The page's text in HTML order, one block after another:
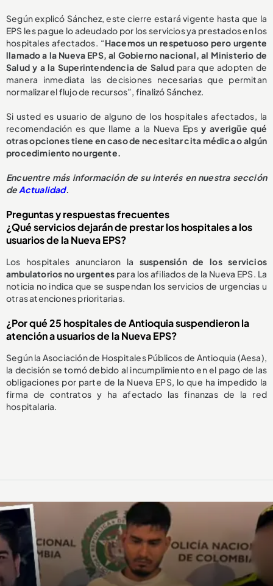
Según explicó Sánchez, este cierre estará vigente hasta que la
EPS les pague lo adeudado por los servicios ya prestados en los
hospitales afectados. “Hacemos un respetuoso pero urgente
llamado a la Nueva EPS, al Gobierno nacional, al Ministerio de
Salud y a la Superintendencia de Salud para que adopten de
manera inmediata las decisiones necesarias que permitan
normalizar el flujo de recursos”, finalizó Sánchez.
Si usted es usuario de alguno de los hospitales afectados, la
recomendación es que llame a la Nueva Epsy averigüe qué
otras opciones tiene en caso de necesitar cita médica o algún
procedimiento no urgente.
Encuentre más información de su interés en nuestra sección
deActualidad.
Preguntas y respuestas frecuentes
¿Qué servicios dejarán de prestar los hospitales a los
usuarios de la Nueva EPS?
Los hospitales anunciaron la suspensión de los servicios
ambulatorios no urgentes para los afiliados de la Nueva EPS. La
noticia no indica que se suspendan los servicios de urgencias u
otras atenciones prioritarias.
¿Por qué 25 hospitales de Antioquia suspendieron la
atención a usuarios de la Nueva EPS?
Según la Asociación de Hospitales Públicos de Antioquia (Aesa),
la decisión se tomó debido al incumplimiento en el pago de las
obligaciones por parte de la Nueva EPS, lo que ha impedido la
firma de contratos y ha afectado las finanzas de la red
hospitalaria.